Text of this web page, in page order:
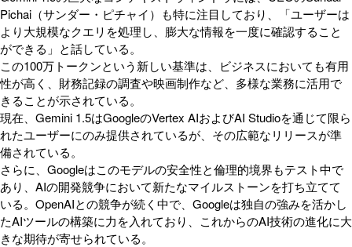
Pichai（サンダー・ピチャイ）も特に注目しており、「ユーザーは
より大規模なクエリを処理し、膨大な情報を一度に確認すること
ができる」と話している。
この100万トークンという新しい基準は、ビジネスにおいても有用
性が高く、財務記録の調査や映画制作など、多様な業務に活用で
きることが示されている。
現在、Gemini 1.5はGoogleのVertex AIおよびAI Studioを通じて限ら
れたユーザーにのみ提供されているが、その広範なリリースが準
備されている。
さらに、Googleはこのモデルの安全性と倫理的境界もテスト中で
あり、AIの開発競争において新たなマイルストーンを打ち立てて
いる。OpenAIとの競争が続く中で、Googleは独自の強みを活かし
たAIツールの構築に力を入れており、これからのAI技術の進化に大
きな期待が寄せられている。